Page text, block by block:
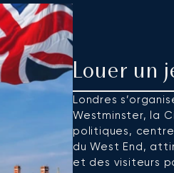
Louer un
Londres
Westminster, la
politiques,
du West End,
et des visiteurs